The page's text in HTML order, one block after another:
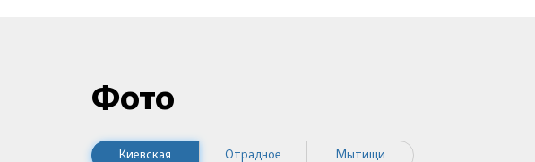
Фото
Киевская Отрадное Мытищи